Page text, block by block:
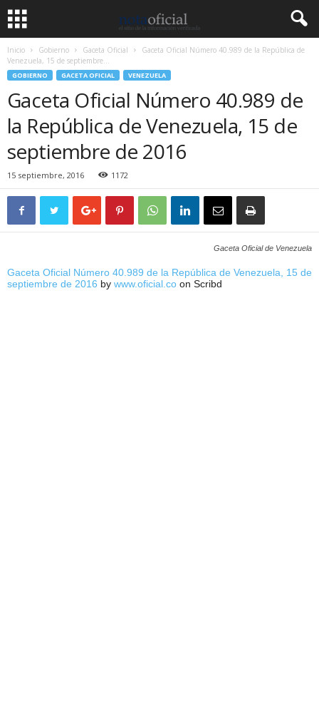
Inicio Gobierno Gaceta Oficial
Gaceta Oficial Número 40.989 de la República de
Venezuela, 15 de septiembre...
GOBIERNO GACETA OFICIAL VENEZUELA
Gaceta Oficial Número 40.989 de
la República de Venezuela, 15 de
septiembre de 2016
15 septiembre, 2016 1172
Gaceta Oficial de Venezuela
Gaceta Oficial Número 40.989 de la República de Venezuela, 15 de
septiembre de 2016 by www.oficial.co on Scribd